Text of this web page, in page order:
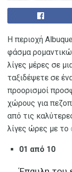
Η περιοχή
φάσμα
λίγες μέρες σε
ταξιδέψετε σε
προορισμοί
χώρους για
από τις
λίγες ώρες με το
01 από 10